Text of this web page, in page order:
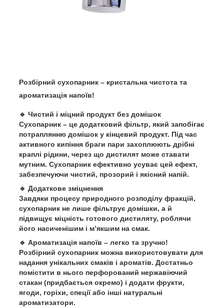
Розбірний сухопарник – кристальна чистота та
ароматизація напоїв!
🔹 Чистий і міцний продукт без домішок
Сухопарник – це додатковий фільтр, який запобігає
потраплянню домішок у кінцевий продукт. Під час
активного кипіння браги пари захоплюють дрібні
краплі рідини, через що дистилят може ставати
мутним. Сухопарник ефективно усуває цей ефект,
забезпечуючи чистий, прозорий і якісний напій.
🔹 Додаткове зміцнення
Завдяки процесу природного розподілу фракцій,
сухопарник не лише фільтрує домішки, а й
підвищує міцність готового дистиляту, роблячи
його насиченішим і м’якшим на смак.
🔹 Ароматизація напоїв – легко та зручно!
Розбірний сухопарник можна використовувати для
надання унікальних смаків і ароматів. Достатньо
помістити в нього перфорований нержавіючий
стакан (придбається окремо) і додати фрукти,
ягоди, горіхи, спеціїабо інші натуральні
ароматизатори.